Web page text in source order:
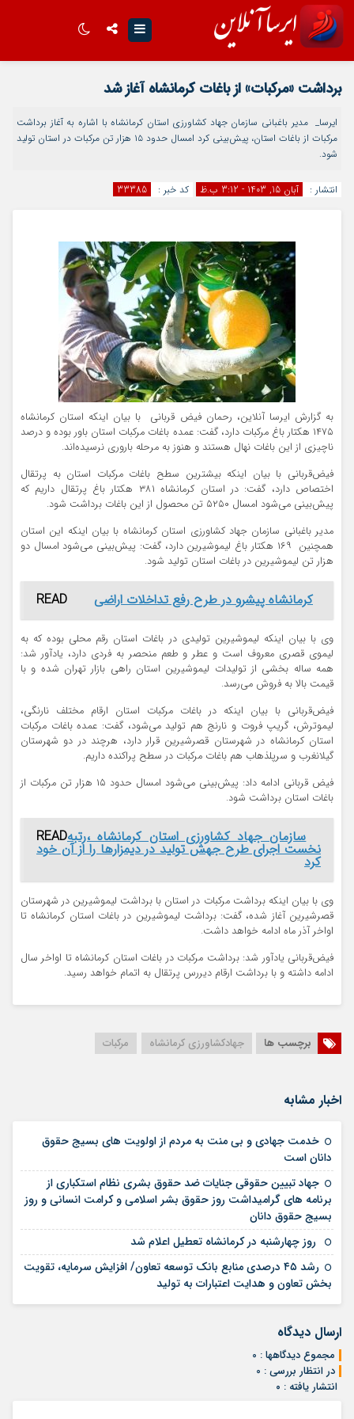
اپلیکیشن
برداشت «مرکبات» از باغات کرمانشاه آغاز شد
ایرسا_ مدیر باغبانی سازمان جهاد کشاورزی استان کرمانشاه با اشاره به آغاز برداشت
مرکبات از باغات استان، پیش‌بینی کرد امسال حدود ۱۵ هزار تن مرکبات در استان تولید
شود.
انتشار : آبان 15, 1403 - 3:12 ب.ظ کد خبر : 33385
به گزارش ایرسا آنلاین، رحمان فیض قربانی با بیان اینکه استان کرمانشاه
۱۴۷۵ هکتار باغ مرکبات دارد، گفت: عمده باغات مرکبات استان باور بوده و درصد
ناچیزی از این باغات نهال هستند و هنوز به مرحله باروری نرسیده‌اند.
فیض‌قربانی با بیان اینکه بیشترین سطح باغات مرکبات استان به پرتقال
اختصاص دارد، گفت: در استان کرمانشاه ۳۸۱ هکتار باغ پرتقال داریم که
پیش‌بینی می‌شود امسال ۵۲۵۰ تن محصول از این باغات برداشت شود.
مدیر باغبانی سازمان جهاد کشاورزی استان کرمانشاه با بیان اینکه این استان
همچنین ۱۶۹ هکتار باغ لیموشیرین دارد، گفت: پیش‌بینی ‌می‌شود امسال دو
هزار تن لیموشیرین در باغات استان تولید شود.
READ کرمانشاه پیشرو در طرح رفع تداخلات اراضی
وی با بیان اینکه لیموشیرین تولیدی در باغات استان رقم محلی بوده که به
لیموی قصری معروف است و عطر و طعم منحصر به فردی دارد، یادآور شد:
همه ساله بخشی از تولیدات لیموشیرین استان راهی بازار تهران شده و با
قیمت بالا به فروش می‌رسد.
فیض‌قربانی با بیان اینکه در باغات مرکبات استان ارقام مختلف نارنگی،
لیموترش، گریپ فروت و نارنج هم تولید می‌شود، گفت: عمده باغات مرکبات
استان کرمانشاه در شهرستان قصرشیرین قرار دارد، هرچند در دو شهرستان
گیلانغرب و سرپلذهاب هم باغات مرکبات در سطح پراکنده داریم.
فیض قربانی ادامه داد: پیش‌بینی می‌شود امسال حدود ۱۵ هزار تن مرکبات از
باغات استان برداشت شود.
READسازمان جهاد کشاورزی استان کرمانشاه ،رتبه
نخست اجرای طرح جهش تولید در دیمزارها را از آن خود
کرد
وی با بیان اینکه برداشت مرکبات در استان با برداشت لیموشیرین در شهرستان
قصرشیرین آغاز شده، گفت: برداشت لیموشیرین در باغات استان کرمانشاه تا
اواخر آذر ماه ادامه خواهد داشت.
فیض‌قربانی یادآور شد: برداشت مرکبات در باغات استان کرمانشاه تا اواخر سال
ادامه داشته و با برداشت ارقام دیررس پرتقال به اتمام خواهد رسید.
برچسب ها جهادکشاورزی کرمانشاه مرکبات
اخبار مشابه
خدمت جهادی و بی منت به مردم از اولویت های بسیج حقوق
دانان است
جهاد تبیین حقوقی جنایات ضد حقوق بشری نظام استکباری از
برنامه های گرامیداشت روز حقوق بشر اسلامی و کرامت انسانی و روز
بسیج حقوق دانان
روز چهارشنبه در کرمانشاه تعطیل اعلام شد
رشد ۴۵ درصدی منابع بانک توسعه تعاون/ افزایش سرمایه، تقویت
بخش تعاون و هدایت اعتبارات به تولید
ارسال دیدگاه
مجموع دیدگاهها : 0
در انتظار بررسی : 0
انتشار یافته : ۰